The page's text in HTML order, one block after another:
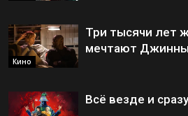
Кино
Три тысячи лет
мечтают Джинны
Всё везде и